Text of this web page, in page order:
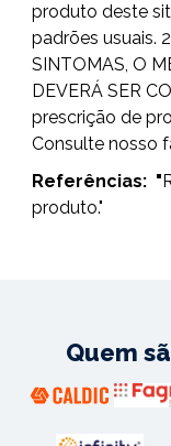
produto deste
padrões usuais.
SINTOMAS, O
DEVERÁ SER
prescrição de
Consulte nosso
Referências: "
produto."
Quem